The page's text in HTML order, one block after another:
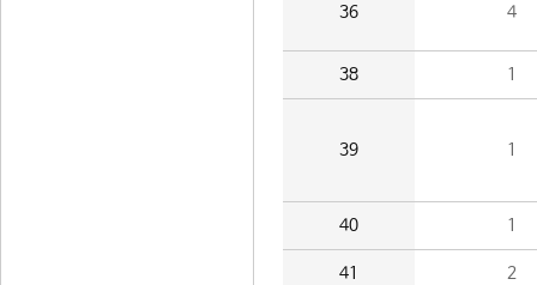
36 4
38 1
39 1
40 1
41 2